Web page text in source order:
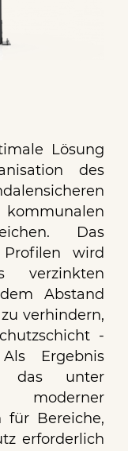
Lösung
des
Das
wird
verzinkten
Abstand
verhindern,
-
Ergebnis
das unter
für Bereiche,
erforderlich